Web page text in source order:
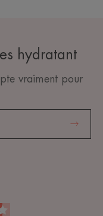
hydratant
vraiment pour